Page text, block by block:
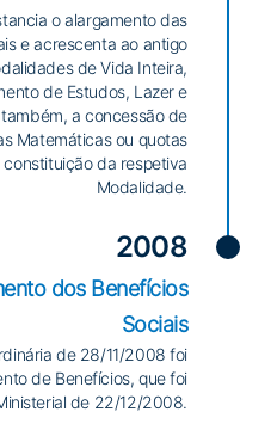
o alargamento das
e acrescenta ao antigo
de Vida Inteira,
de Estudos, Lazer e
a concessão de
Matemáticas ou quotas
da respetiva
Modalidade.
2008
dos Benefícios
Sociais
de 28/11/2008 foi
de Benefícios, que foi
de 22/12/2008.